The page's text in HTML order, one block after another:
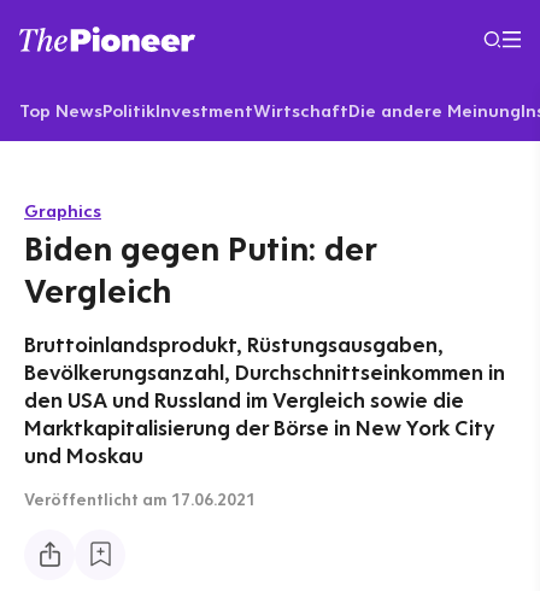
Top NewsPolitikInvestmentWirtschaftDie andere Meinung
Graphics
Biden gegen Putin: der
Vergleich
Bruttoinlandsprodukt, Rüstungsausgaben,
Bevölkerungsanzahl, Durchschnittseinkommen in
den USA und Russland im Vergleich sowie die
Marktkapitalisierung der Börse in New York City
und Moskau
Veröffentlicht am 17.06.2021